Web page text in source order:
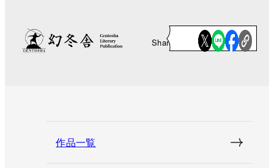
Share
作品一覧